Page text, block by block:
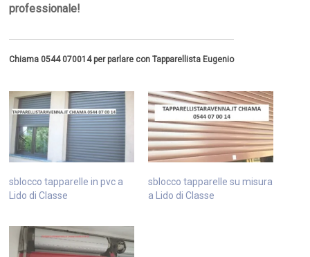
professionale!
Chiama 0544 070014 per parlare con Tapparellista Eugenio
sblocco tapparelle in pvc a
Lido di Classe
sblocco tapparelle su misura
a Lido di Classe